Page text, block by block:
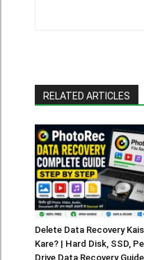
RELATED ARTICLES
Delete Data Recovery
Kare? | Hard Disk, SSD,
Drive Data Recovery Guide